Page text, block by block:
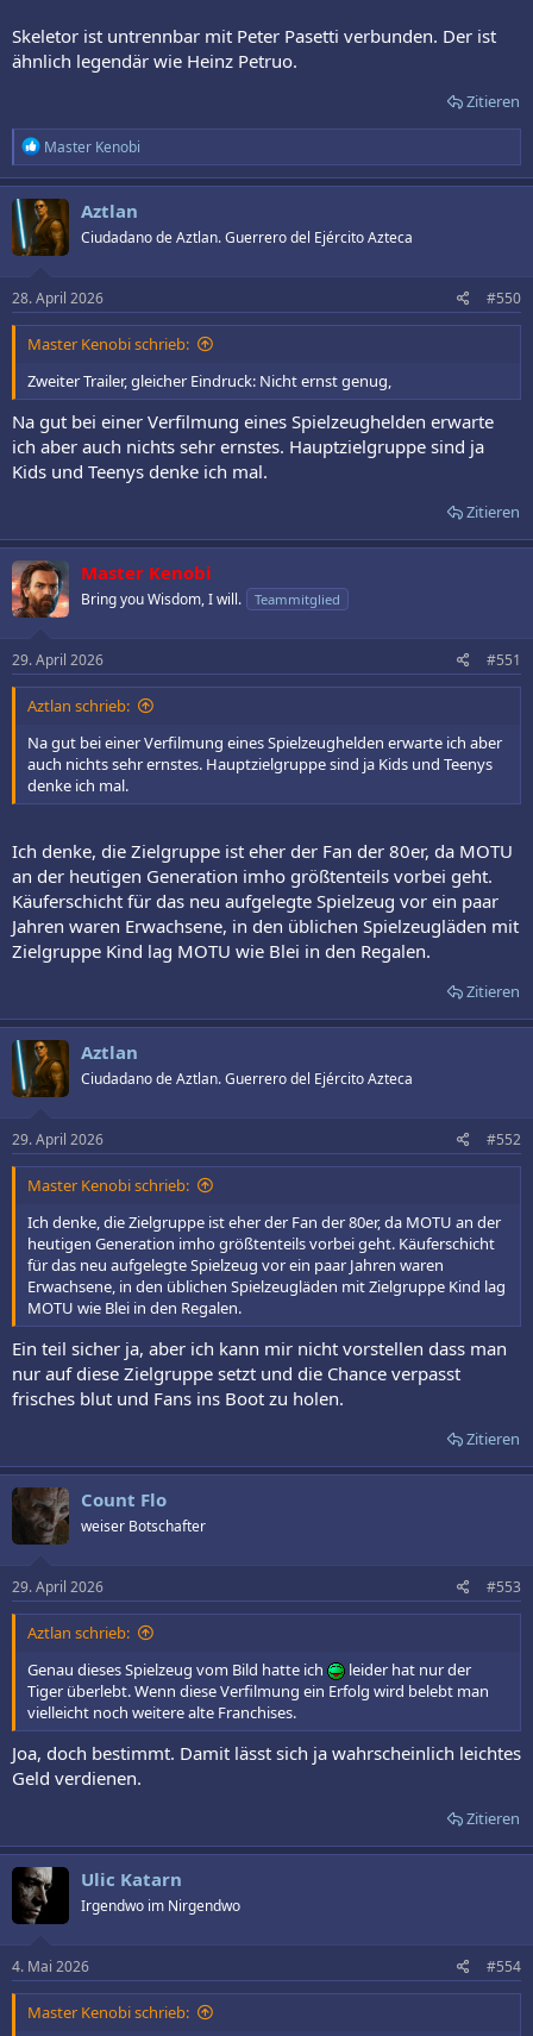
Skeletor ist untrennbar mit Peter Pasetti verbunden. Der ist
ähnlich legendär wie Heinz Petruo.
Zitieren
R
e
a
k
t
i
o
e
n
Master Kenobi
Aztlan
Ciudadano de Aztlan. Guerrero del Ejército Azteca
28. April 2026 #550
Master Kenobi schrieb:
Zweiter Trailer, gleicher Eindruck: Nicht ernst genug,
Na gut bei einer Verfilmung eines Spielzeughelden erwarte
ich aber auch nichts sehr ernstes. Hauptzielgruppe sind ja
Kids und Teenys denke ich mal.
Zitieren
Master Kenobi
Bring you Wisdom, I will. Teammitglied
29. April 2026 #551
Aztlan schrieb:
Na gut bei einer Verfilmung eines Spielzeughelden erwarte ich aber
auch nichts sehr ernstes. Hauptzielgruppe sind ja Kids und Teenys
denke ich mal.
Ich denke, die Zielgruppe ist eher der Fan der 80er, da MOTU
an der heutigen Generation imho größtenteils vorbei geht.
Käuferschicht für das neu aufgelegte Spielzeug vor ein paar
Jahren waren Erwachsene, in den üblichen Spielzeugläden mit
Zielgruppe Kind lag MOTU wie Blei in den Regalen.
Zitieren
Aztlan
Ciudadano de Aztlan. Guerrero del Ejército Azteca
29. April 2026 #552
Master Kenobi schrieb:
Ich denke, die Zielgruppe ist eher der Fan der 80er, da MOTU an der
heutigen Generation imho größtenteils vorbei geht. Käuferschicht
für das neu aufgelegte Spielzeug vor ein paar Jahren waren
Erwachsene, in den üblichen Spielzeugläden mit Zielgruppe Kind lag
MOTU wie Blei in den Regalen.
Ein teil sicher ja, aber ich kann mir nicht vorstellen dass man
nur auf diese Zielgruppe setzt und die Chance verpasst
frisches blut und Fans ins Boot zu holen.
Zitieren
Count Flo
weiser Botschafter
29. April 2026 #553
Aztlan schrieb:
Genau dieses Spielzeug vom Bild hatte ich
leider hat nur der
Tiger überlebt. Wenn diese Verfilmung ein Erfolg wird belebt man
vielleicht noch weitere alte Franchises.
Joa, doch bestimmt. Damit lässt sich ja wahrscheinlich leichtes
Geld verdienen.
Zitieren
Ulic Katarn
Irgendwo im Nirgendwo
4. Mai 2026 #554
Master Kenobi schrieb: